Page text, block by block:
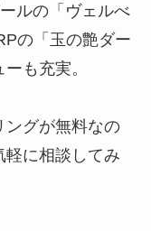
ルの「ヴェルべ
の「玉の艶ダー
も充実。
ングが無料なの
軽に相談してみ